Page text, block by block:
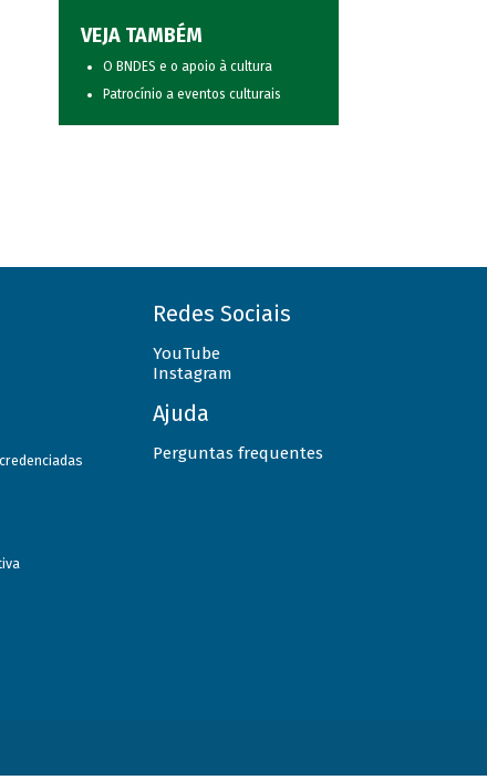
VEJA TAMBÉM
O BNDES e o apoio à cultura
Patrocínio a eventos culturais
Redes Sociais
YouTube
Instagram
Ajuda
Perguntas frequentes